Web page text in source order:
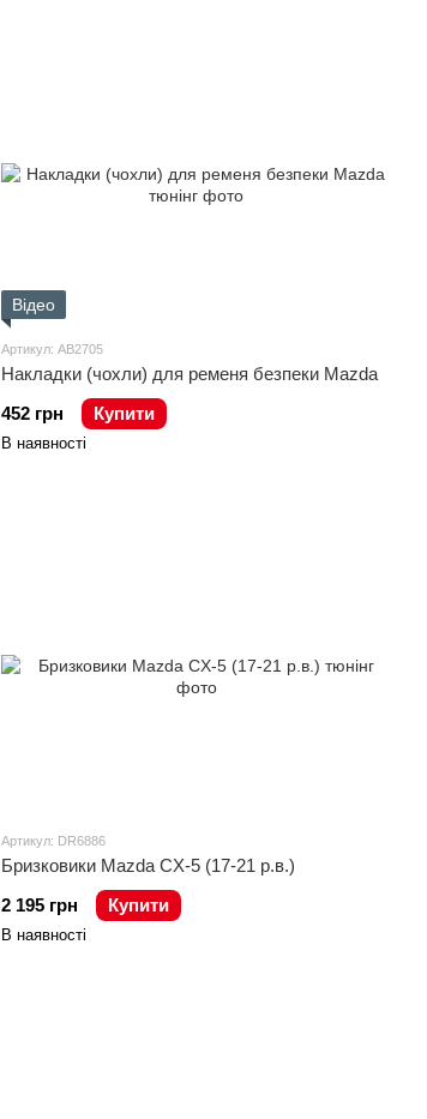
Відео
Артикул: AB2705
Накладки (чохли) для ременя безпеки Mazda
452 грн
Купити
В наявності
Артикул: DR6886
Бризковики Mazda CX-5 (17-21 р.в.)
2 195 грн
Купити
В наявності